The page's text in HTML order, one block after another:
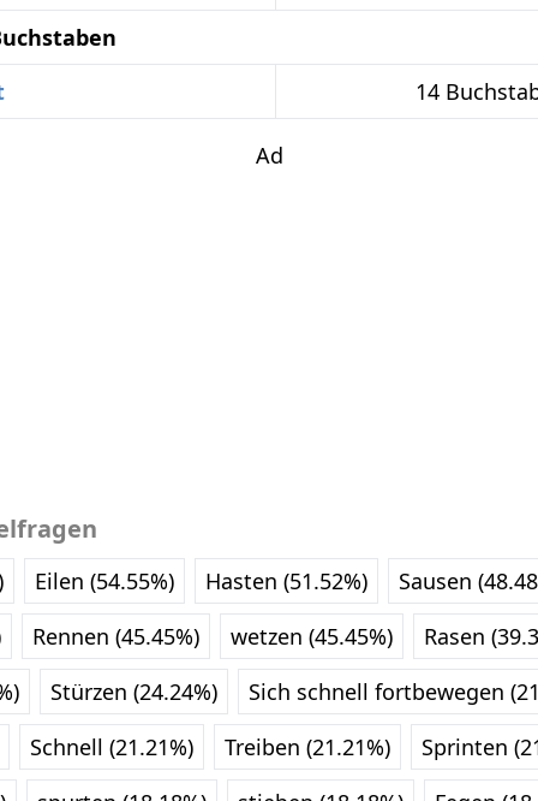
14
Ad
Eilen (54.55%) Hasten (51.52%)
Sausen
Rennen (45.45%) wetzen (45.45%)
Rasen
Stürzen (24.24%)
Sich schnell fortbewegen
Schnell (21.21%)
Treiben (21.21%)
Sprinten